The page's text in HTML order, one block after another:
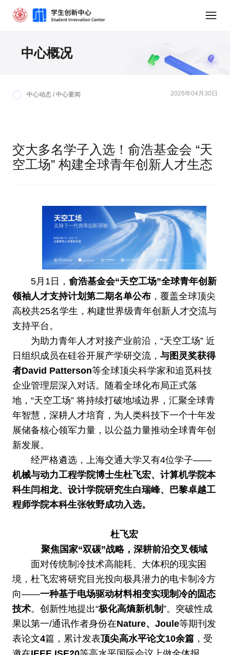
中心概况
中心动态 / 中心要闻 2026年04月30日
交大多名学子入选！俞浩基金会 “天
空工场” 构建全球青年创新人才生态
5月1日， 俞浩基金会“天空工场”全球青年创新
领袖人才支持计划第二期名单公布，覆盖全球顶尖
高校共25名学生，构建世界级青年创新人才交流与
支持平台。
为助力青年人才对接产业前沿，“天空工场” 近
日组织成员在硅谷开展产学研交流， 与图灵奖获得
者David Patterson等全球顶尖科学家和追觅科技
企业管理层深入对话。随着全球化布局正式落
地，“天空工场” 将持续打破地域边界，汇聚全球青
年智慧，深耕人才培育，为人类科技下一个十年发
展储备核心领军力量，以公益力量推动全球青年创
新发展。
经严格遴选，上海交通大学又有4位学子——
机械与动力工程学院博士生杜飞宏、计算机学院本
科生闫相龙、设计学院研究生白瑞峰、巴黎卓越工
程师学院本科生张牧野成功入选。
杜飞宏
聚焦国家“双碳”战略，深耕前沿交叉领域
面对传统制冷技术高能耗、大体积的现实困
境，杜飞宏将研究目光投向极具潜力的电卡制冷方
向——一种基于电场驱动材料相变实现制冷的固态
技术。创新性地提出“极化高熵新机制 ”。突破性成
果以第一/通讯作者身份在Nature、Joule等期刊发
表论文4篇，累计发表顶尖高水平论文10余篇，受